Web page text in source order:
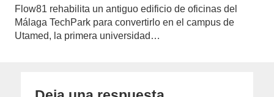
Flow81 rehabilita un antiguo edificio de oficinas del
Málaga TechPark para convertirlo en el campus de
Utamed, la primera universidad…